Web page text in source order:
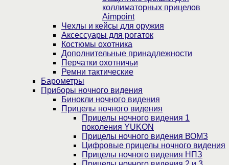
коллиматорных прицелов
Aimpoint
Чехлы и кейсы для оружия
Аксессуары для рогаток
Костюмы охотника
Дополнительные принадлежности
Перчатки охотничьи
Ремни тактические
Барометры
Приборы ночного видения
Бинокли ночного видения
Прицелы ночного видения
Прицелы ночного видения 1
поколения YUKON
Прицелы ночного видения ВОМЗ
Цифровые прицелы ночного видения
Прицелы ночного видения НПЗ